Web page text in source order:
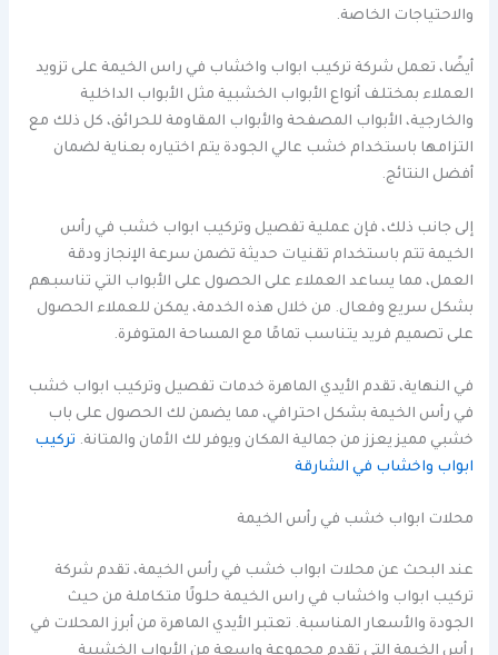
والاحتياجات الخاصة.
أيضًا، تعمل شركة تركيب ابواب واخشاب في راس الخيمة على تزويد
العملاء بمختلف أنواع الأبواب الخشبية مثل الأبواب الداخلية
والخارجية، الأبواب المصفحة والأبواب المقاومة للحرائق، كل ذلك مع
التزامها باستخدام خشب عالي الجودة يتم اختياره بعناية لضمان
أفضل النتائج.
إلى جانب ذلك، فإن عملية تفصيل وتركيب ابواب خشب في رأس
الخيمة تتم باستخدام تقنيات حديثة تضمن سرعة الإنجاز ودقة
العمل، مما يساعد العملاء على الحصول على الأبواب التي تناسبهم
بشكل سريع وفعال. من خلال هذه الخدمة، يمكن للعملاء الحصول
على تصميم فريد يتناسب تمامًا مع المساحة المتوفرة.
في النهاية، تقدم الأيدي الماهرة خدمات تفصيل وتركيب ابواب خشب
في رأس الخيمة بشكل احترافي، مما يضمن لك الحصول على باب
خشبي مميز يعزز من جمالية المكان ويوفر لك الأمان والمتانة. تركيب
ابواب واخشاب في الشارقة
محلات ابواب خشب في رأس الخيمة
عند البحث عن محلات ابواب خشب في رأس الخيمة، تقدم شركة
تركيب ابواب واخشاب في راس الخيمة حلولًا متكاملة من حيث
الجودة والأسعار المناسبة. تعتبر الأيدي الماهرة من أبرز المحلات في